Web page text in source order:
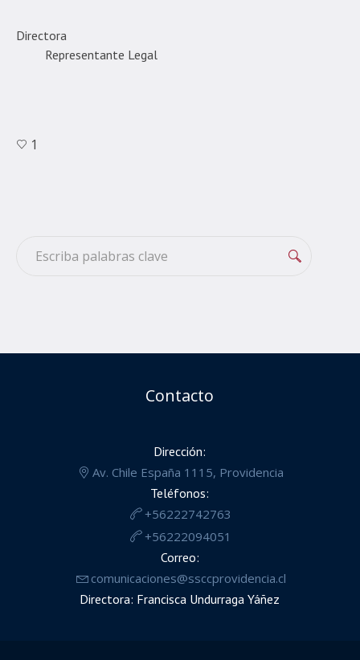
Directora
Representante Legal
1
Contacto
Dirección:
Av. Chile España 1115, Providencia
Teléfonos:
+56222742763
+56222094051
Correo:
comunicaciones@ssccprovidencia.cl
Directora: Francisca Undurraga Yáñez